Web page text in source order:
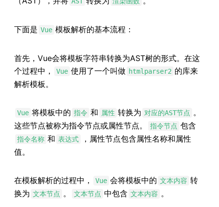
下面是 Vue 模板解析的基本流程：
首先，Vue会将模板字符串转换为AST树的形式。在这
个过程中，
Vue 使用了一个叫做 htmlparser2 的库来
解析模板。
Vue 将模板中的 指令 和 属性 转换为 对应的AST节点 。
这些节点被称为指令节点或属性节点。
指令节点 包含
指令名称 和 表达式
，属性节点包含属性名称和属性
值。
在模板解析的过程中， Vue 会将模板中的 文本内容 转
换为 文本节点 。 文本节点 中包含 文本内容 。